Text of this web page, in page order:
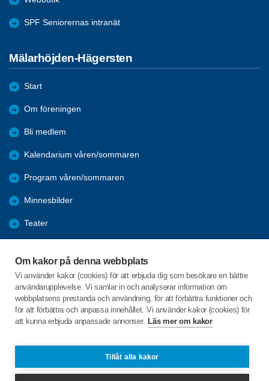
Om kakor på denna webbplats
Vi använder kakor (cookies) för att erbjuda dig som besökare en bättre
användarupplevelse. Vi samlar in och analyserar information om
webbplatsens prestanda och användning, för att förbättra funktioner och
för att förbättra och anpassa innehållet. Vi använder kakor (cookies) för
att kunna erbjuda anpassade annonser. Läs mer om kakor
Tillåt alla kakor
SPF Seniorernas intranät
Mälarhöjden-Hägersten
Start
Om föreningen
Bli medlem
Kalendarium våren/sommaren
Program våren/sommaren
Minnesbilder
Teater
SPF-appen
C/o:Margareta Regnström